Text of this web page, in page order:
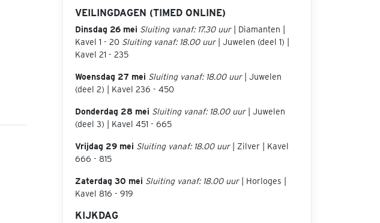
VEILINGDAGEN (TIMED ONLINE)
Dinsdag 26 mei Sluiting vanaf: 17.30 uur| Diamanten |
Kavel 1 - 20 Sluiting vanaf: 18.00 uur| Juwelen (deel 1) |
Kavel 21 - 235
Woensdag 27 mei Sluiting vanaf: 18.00 uur| Juwelen
(deel 2) | Kavel 236 - 450
Donderdag 28 mei Sluiting vanaf: 18.00 uur| Juwelen
(deel 3) | Kavel 451 - 665
Vrijdag 29 mei Sluiting vanaf: 18.00 uur| Zilver | Kavel
666 - 815
Zaterdag 30 mei Sluiting vanaf: 18.00 uur| Horloges |
Kavel 816 - 919
KIJKDAG